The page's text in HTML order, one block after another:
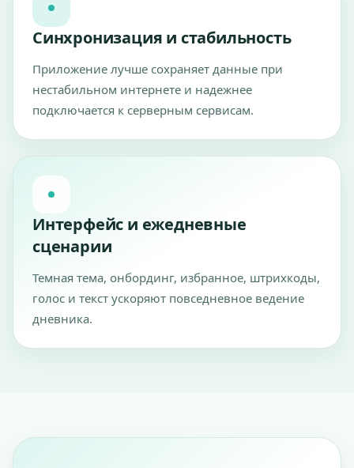
Синхронизация и стабильность
Приложение лучше сохраняет данные при
нестабильном интернете и надежнее
подключается к серверным сервисам.
Интерфейс и ежедневные
сценарии
Темная тема, онбординг, избранное, штрихкоды,
голос и текст ускоряют повседневное ведение
дневника.